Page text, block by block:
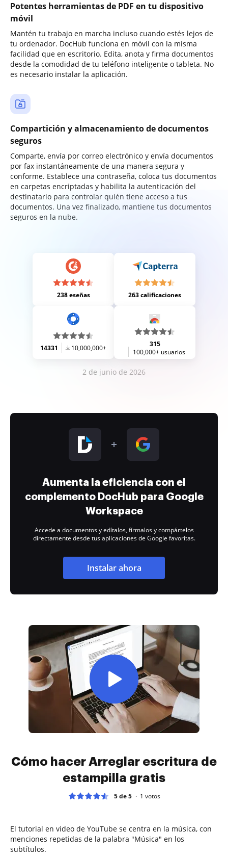
Potentes herramientas de PDF en tu dispositivo
móvil
Mantén tu trabajo en marcha incluso cuando estés lejos de
tu ordenador. DocHub funciona en móvil con la misma
facilidad que en escritorio. Edita, anota y firma documentos
desde la comodidad de tu teléfono inteligente o tableta. No
es necesario instalar la aplicación.
Compartición y almacenamiento de documentos
seguros
Comparte, envía por correo electrónico y envía documentos
por fax instantáneamente de una manera segura y
conforme. Establece una contraseña, coloca tus documentos
en carpetas encriptadas y habilita la autenticación del
destinatario para controlar quién tiene acceso a tus
documentos. Una vez finalizado, mantiene tus documentos
seguros en la nube.
238 eseñas 263 calificaciones
14331 10,000,000+
315
100,000+ usuarios
2 de junio de 2026
Aumenta la eficiencia con el
complemento DocHub para Google
Workspace
Accede a documentos y edítalos, fírmalos y compártelos
directamente desde tus aplicaciones de Google favoritas.
Instalar ahora
Cómo hacer Arreglar escritura de
estampilla gratis
5 de 5 1 votos
El tutorial en video de YouTube se centra en la música, con
menciones repetidas de la palabra "Música" en los
subtítulos.